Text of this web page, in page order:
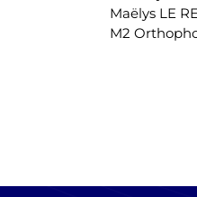
Maëlys LE
M2